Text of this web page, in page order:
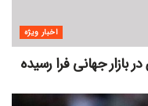
اخبار ویژه
بازار جهانی فرا رسیده